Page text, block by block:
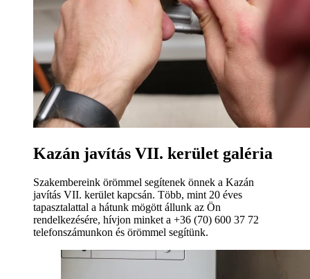
Kazán javítás VII. kerület galéria
Szakembereink örömmel segítenek önnek a Kazán
javítás VII. kerület kapcsán. Több, mint 20 éves
tapasztalattal a hátunk mögött állunk az Ön
rendelkezésére, hívjon minket a +36 (70) 600 37 72
telefonszámunkon és örömmel segítünk.